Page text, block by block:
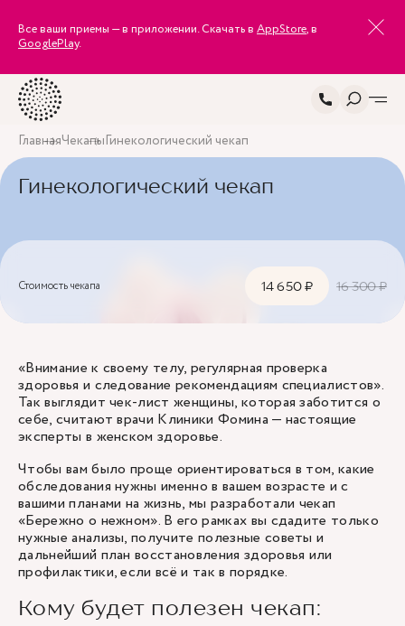
Все ваши приемы — в приложении. Скачать в AppStore, в
GooglePlay.
ГлавнаяЧекапыГинекологический чекап
Гинекологический чекап
Стоимость чекапа 14 650 ₽ 16 300 ₽
«Внимание к своему телу, регулярная проверка
здоровья и следование рекомендациям специалистов».
Так выглядит чек-лист женщины, которая заботится о
себе, считают врачи Клиники Фомина — настоящие
эксперты в женском здоровье.
Чтобы вам было проще ориентироваться в том, какие
обследования нужны именно в вашем возрасте и с
вашими планами на жизнь, мы разработали чекап
«Бережно о нежном». В его рамках вы сдадите только
нужные анализы, получите полезные советы и
дальнейший план восстановления здоровья или
профилактики, если всё и так в порядке.
Кому будет полезен чекап: